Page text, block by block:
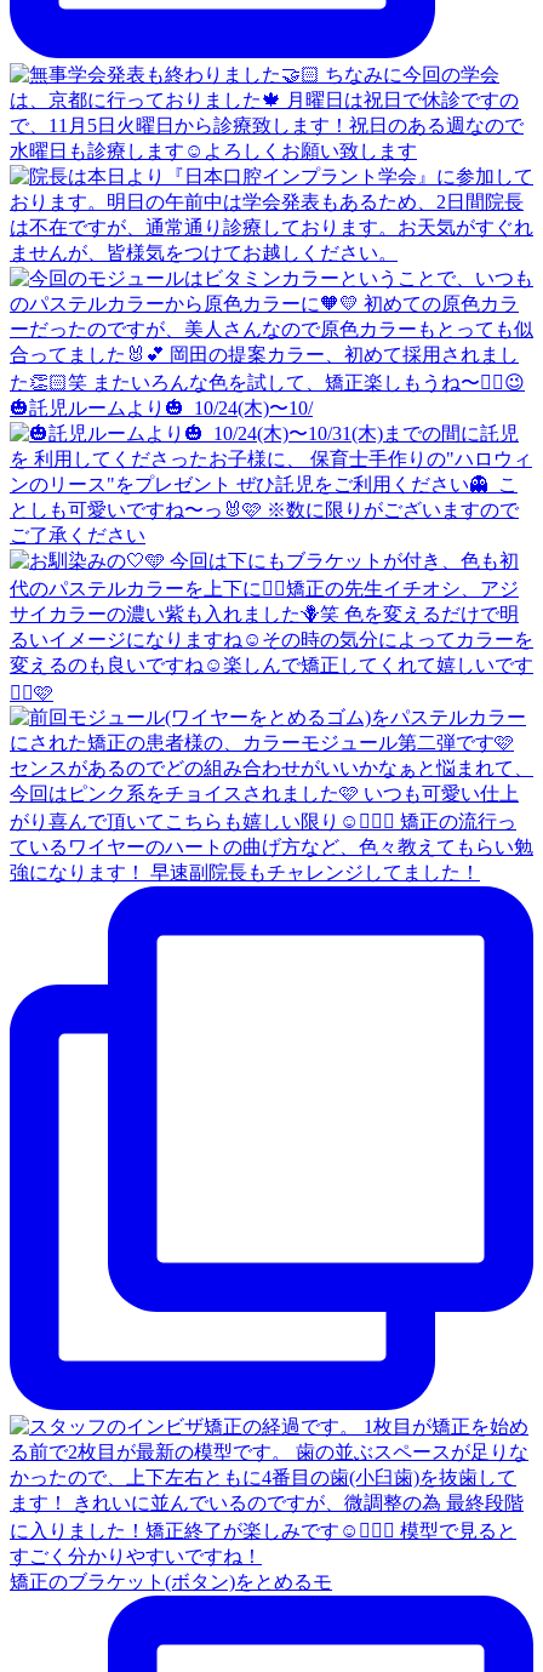
🎃託児ルームより🎃 ⁡ 10/24(木)〜10/
矯正のブラケット(ボタン)をとめるモ